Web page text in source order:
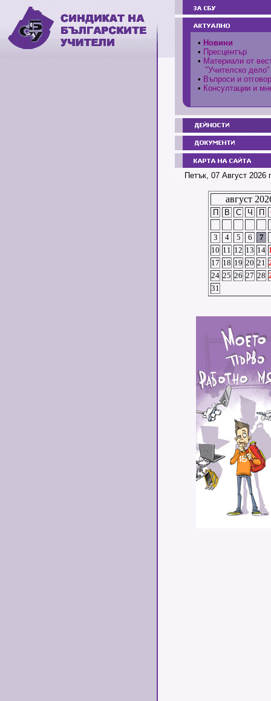
• Новини
• Пресцентър
• Материали от
"Учителско дело"
• Въпроси и
• Консултации и
Петък, 07 Август 2026
август
П В С Ч П
3
4 5 6 7
10 11 12 13 14
17 18 19 20 21
24 25 26 27 28
31